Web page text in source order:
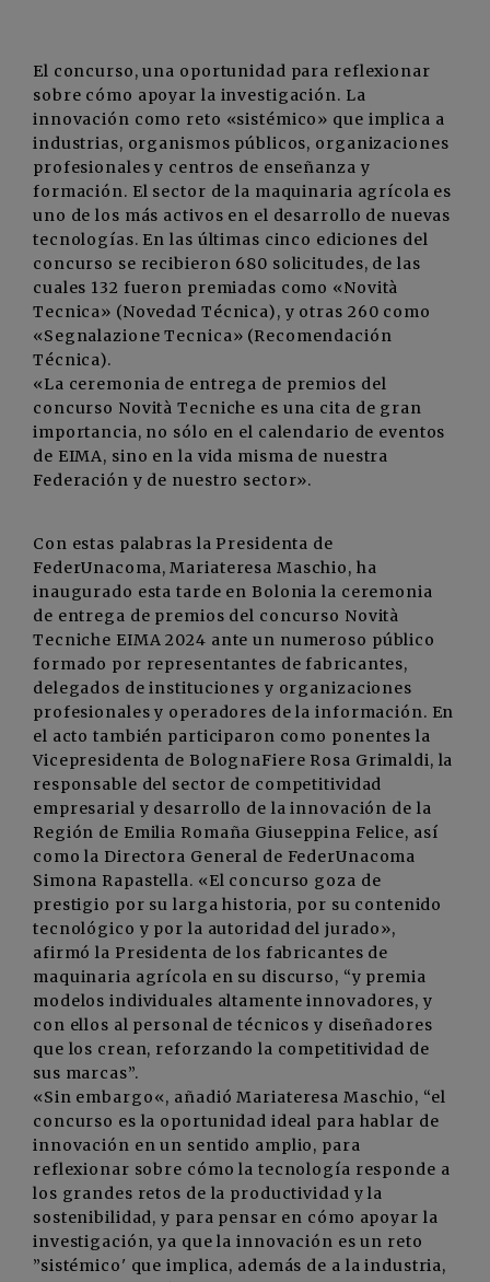
El concurso, una oportunidad para reflexionar
sobre cómo apoyar la investigación. La
innovación como reto «sistémico» que implica a
industrias, organismos públicos, organizaciones
profesionales y centros de enseñanza y
formación. El sector de la maquinaria agrícola es
uno de los más activos en el desarrollo de nuevas
tecnologías. En las últimas cinco ediciones del
concurso se recibieron 680 solicitudes, de las
cuales 132 fueron premiadas como «Novità
Tecnica» (Novedad Técnica), y otras 260 como
«Segnalazione Tecnica» (Recomendación
Técnica).
«La ceremonia de entrega de premios del
concurso Novità Tecniche es una cita de gran
importancia, no sólo en el calendario de eventos
de EIMA, sino en la vida misma de nuestra
Federación y de nuestro sector».
Con estas palabras la Presidenta de
FederUnacoma, Mariateresa Maschio, ha
inaugurado esta tarde en Bolonia la ceremonia
de entrega de premios del concurso Novità
Tecniche EIMA 2024 ante un numeroso público
formado por representantes de fabricantes,
delegados de instituciones y organizaciones
profesionales y operadores de la información. En
el acto también participaron como ponentes la
Vicepresidenta de BolognaFiere Rosa Grimaldi, la
responsable del sector de competitividad
empresarial y desarrollo de la innovación de la
Región de Emilia Romaña Giuseppina Felice, así
como la Directora General de FederUnacoma
Simona Rapastella. «El concurso goza de
prestigio por su larga historia, por su contenido
tecnológico y por la autoridad del jurado»,
afirmó la Presidenta de los fabricantes de
maquinaria agrícola en su discurso, “y premia
modelos individuales altamente innovadores, y
con ellos al personal de técnicos y diseñadores
que los crean, reforzando la competitividad de
sus marcas”.
«Sin embargo«, añadió Mariateresa Maschio, “el
concurso es la oportunidad ideal para hablar de
innovación en un sentido amplio, para
reflexionar sobre cómo la tecnología responde a
los grandes retos de la productividad y la
sostenibilidad, y para pensar en cómo apoyar la
investigación, ya que la innovación es un reto
”sistémico' que implica, además de a la industria,